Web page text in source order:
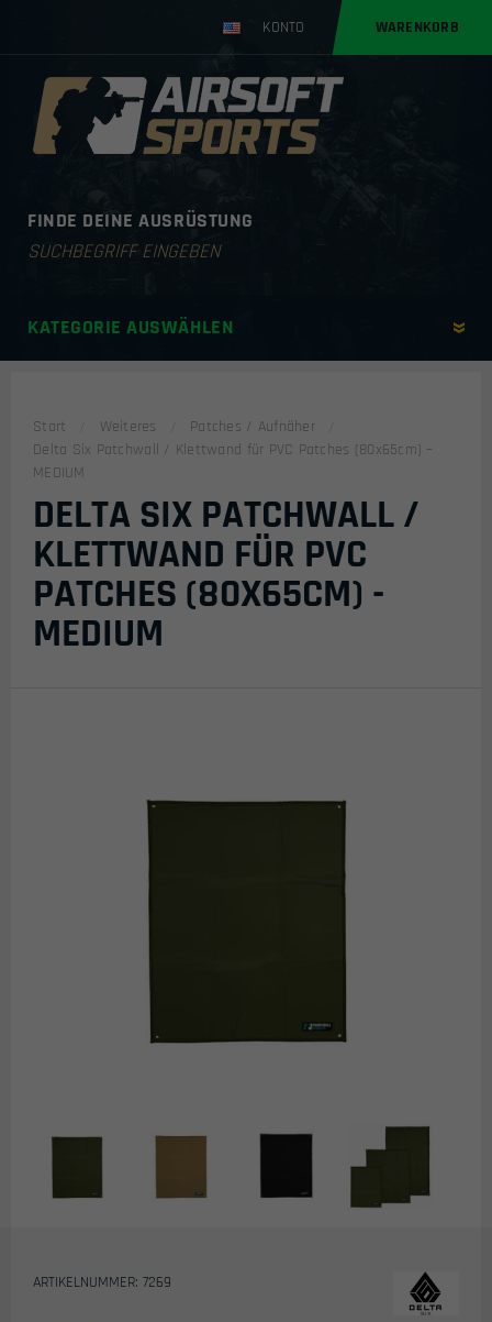
KONTO WARENKORB
FINDE DEINE AUSRÜSTUNG
Products
KATEGORIE AUSWÄHLEN
Start Weiteres
Patches / Aufnäher
Delta Six Patchwall / Klettwand für PVC Patches (80x65cm) –
MEDIUM
DELTA SIX PATCHWALL /
KLETTWAND FÜR PVC
PATCHES (80X65CM) -
MEDIUM
ARTIKELNUMMER: 7269